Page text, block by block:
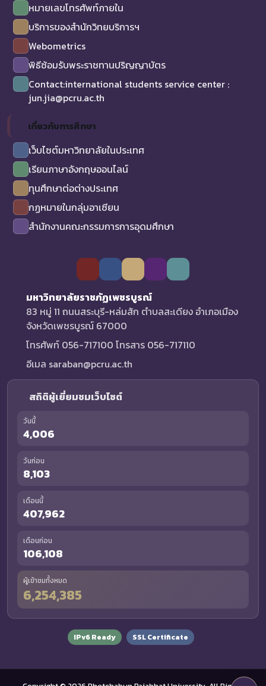
หมายเลขโทรศัพท์ภายใน
บริการของสำนักวิทยบริการฯ
Webometrics
พิธีซ้อมรับพระราชทานปริญญาบัตร
Contact:international students service center :
jun.jia@pcru.ac.th
เกี่ยวกับการศึกษา
เว็บไซต์มหาวิทยาลัยในประเทศ
เรียนภาษาอังกฤษออนไลน์
ทุนศึกษาต่อต่างประเทศ
กฏหมายในกลุ่มอาเซียน
สำนักงานคณะกรรมการการอุดมศึกษา
มหาวิทยาลัยราชภัฏเพชรบูรณ์
83 หมู่ 11 ถนนสระบุรี-หล่มสัก ตำบลสะเดียง อำเภอเมือง
จังหวัดเพชรบูรณ์ 67000
โทรศัพท์ 056-717100 โทรสาร 056-717110
อีเมล saraban@pcru.ac.th
สถิติผู้เยี่ยมชมเว็บไซต์
วันนี้
4,006
วันก่อน
8,103
เดือนนี้
407,962
เดือนก่อน
106,108
ผู้เข้าชมทั้งหมด
6,254,385
IPv6 Ready SSL Certificate